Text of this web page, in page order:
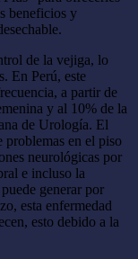
beneficios y
de la vejiga, lo
En Perú, este
a partir de
y al 10% de la
de Urología. El
problemas en el piso
neurológicas por
e incluso la
generar por
esta enfermedad
esto debido a la